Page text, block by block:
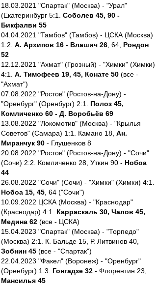
18.03.2021 "Спартак" (Москва) - "Урал"
(Екатеринбург 5:1. Соболев 45, 90 -
Бикфалви 55
04.04.2021 "Тамбов" (Тамбов) - ЦСКА (Москва)
1:2. А. Архипов 16 - Влашич 26 , 64, Рондон
52
12.12.2021 "Ахмат" (Грозный) - "Химки" (Химки)
4:1. А. Тимофеев 19, 45, Конате 50 (все -
"Ахмат")
07.08.2022 "Ростов" (Ростов-на-Дону) -
"Оренбург" (Оренбург) 2:1. Полоз 45,
Комличенко 60 - Д. Воробьёв 69
13.08.2022 "Локомотив" (Москва) - "Крылья
Советов" (Самара) 1:1. Камано 18, Ан.
Миранчук 90 - Глушенков 8
20.08.2022 "Ростов" (Ростов-на-Дону) - "Сочи"
(Сочи) 2:2. Комличенко 28, Уткин 90 - Нобоа
44
26.08.2022 "Сочи" (Сочи) - "Химки" (Химки) 4:1.
Нобоа 15, 45 , 64 ("Сочи")
10.09.2022 ЦСКА (Москва) - "Краснодар"
(Краснодар) 4:1. Карраскаль 30, Чалов 45,
Медина 62 (все - ЦСКА)
15.04.2023 "Спартак" (Москва) - "Торпедо"
(Москва) 2:1. К. Бальде 15, Р. Литвинов 40,
Зобнин 45 (все - "Спартак")
22.04.2023 "Факел" (Воронеж) - "Оренбург"
(Оренбург) 1:3. Гонгадзе 32 - Флорентин 23,
Мансилья 45